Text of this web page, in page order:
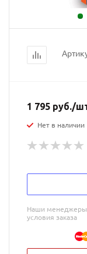
1 795 руб./
Нет в наличии
Наши менеджеры
условия заказа